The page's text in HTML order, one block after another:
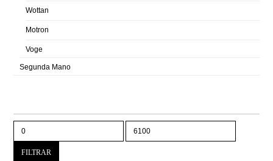
Wottan
Motron
Voge
Segunda Mano
Precio
Precio
FILTRAR